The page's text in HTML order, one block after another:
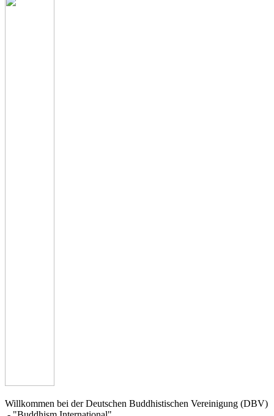
Willkommen bei der Deutschen Buddhistischen Vereinigung (DBV)